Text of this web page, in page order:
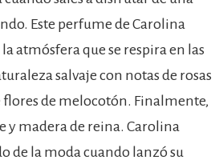
Este perfume de Carolina
atmósfera que se respira en las
salvaje con notas de rosas
flores de melocotón. Finalmente,
y madera de reina. Carolina
de la moda cuando lanzó su